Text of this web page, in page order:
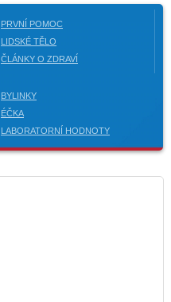
PRVNÍ POMOC
LIDSKÉ TĚLO
ČLÁNKY O ZDRAVÍ
BYLINKY
ÉČKA
LABORATORNÍ HODNOTY